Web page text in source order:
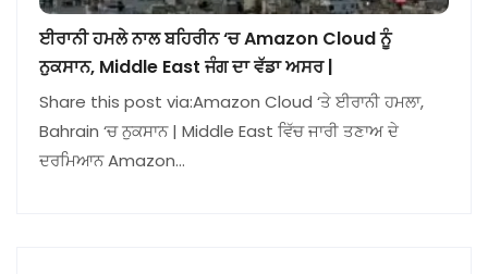
ਈਰਾਨੀ ਹਮਲੇ ਨਾਲ ਬਹਿਰੀਨ ‘ਚ Amazon Cloud ਨੂੰ
ਨੁਕਸਾਨ, Middle East ਜੰਗ ਦਾ ਵੱਡਾ ਅਸਰ |
Share this post via:Amazon Cloud ‘ਤੇ ਈਰਾਨੀ ਹਮਲਾ,
Bahrain ‘ਚ ਨੁਕਸਾਨ | Middle East ਵਿੱਚ ਜਾਰੀ ਤਣਾਅ ਦੇ
ਦਰਮਿਆਨ Amazon…